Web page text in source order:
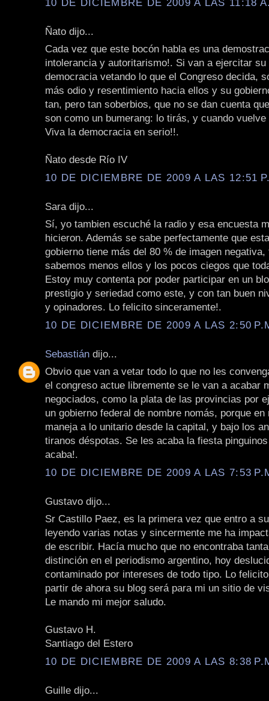
Ñato dijo...
Cada vez que este bocón habla es una
intolerancia y autoritarismo!. Si van a ejercitar su
democracia vetando lo que el Congreso decida,
más odio y resentimiento hacia ellos y su
tan, pero tan soberbios, que no se dan cuenta
son como un bumerang: lo tirás, y cuando
Viva la democracia en serio!!.
Ñato desde Río IV
10 DE DICIEMBRE DE 2009 A LAS 12:51
Sara dijo...
Sí, yo tambien escuché la radio y esa encuesta
hicieron. Además se sabe perfectamente que
gobierno tiene más del 80 % de imagen negativa,
sabemos menos ellos y los pocos ciegos que
Estoy muy contenta por poder participar en un
prestigio y seriedad como este, y con tan buen
y opinadores. Lo felicito sinceramente!.
10 DE DICIEMBRE DE 2009 A LAS 2:50
Sebastián dijo...
Obvio que van a vetar todo lo que no les
el congreso actue libremente se le van a acabar
negociados, como la plata de las provincias por
un gobierno federal de nombre nomás, porque
maneja a lo unitario desde la capital, y bajo los
tiranos déspotas. Se les acaba la fiesta
acaba!.
10 DE DICIEMBRE DE 2009 A LAS 7:53
Gustavo dijo...
Sr Castillo Paez, es la primera vez que entro a
leyendo varias notas y sincermente me ha
de escribir. Hacía mucho que no encontraba
distinción en el periodismo argentino, hoy
contaminado por intereses de todo tipo. Lo
partir de ahora su blog será para mi un sitio de
Le mando mi mejor saludo.
Gustavo H.
Santiago del Estero
10 DE DICIEMBRE DE 2009 A LAS 8:38
Guille dijo...